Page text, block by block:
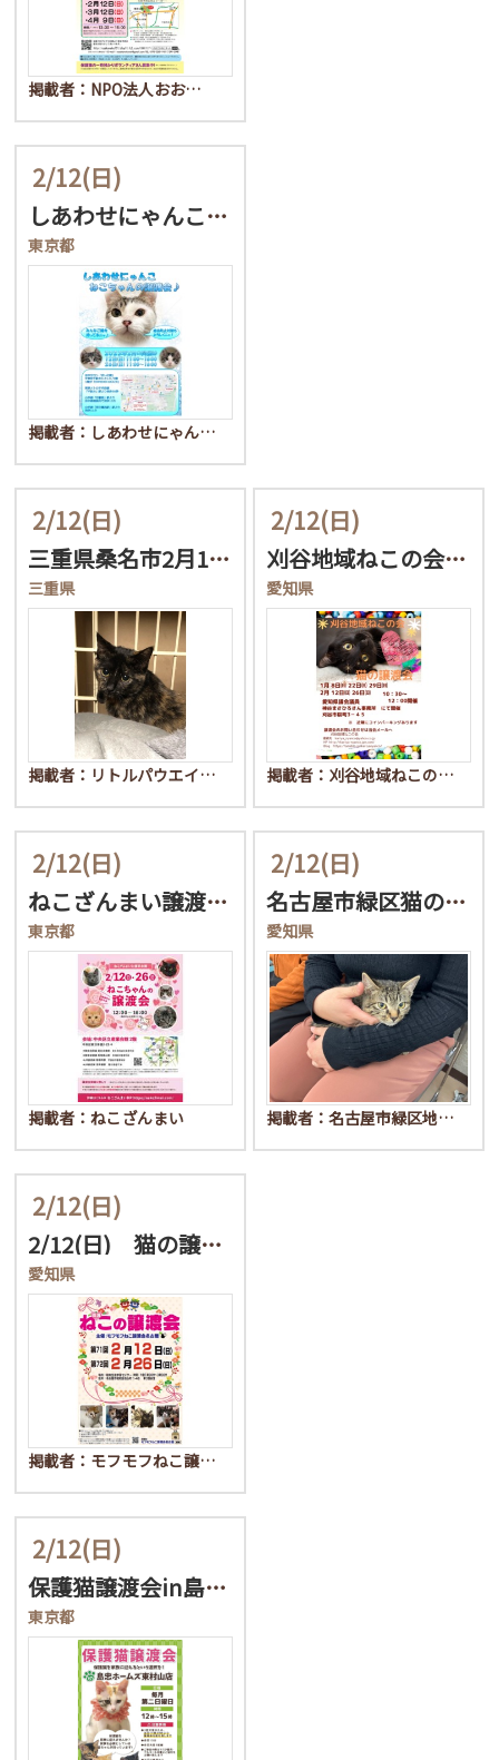
掲載者：NPO法人おお…
2/12(日)
しあわせにゃんこ猫ちゃん…
東京都
掲載者：しあわせにゃん…
2/12(日)
三重県桑名市2月12日(…
三重県
掲載者：リトルパウエイ…
2/12(日)
刈谷地域ねこの会 譲渡会
愛知県
掲載者：刈谷地域ねこの…
2/12(日)
ねこざんまい譲渡会@東日…
東京都
掲載者：ねこざんまい
2/12(日)
名古屋市緑区猫の譲渡会
愛知県
掲載者：名古屋市緑区地…
2/12(日)
2/12(日) 猫の譲渡…
愛知県
掲載者：モフモフねこ譲…
2/12(日)
保護猫譲渡会in島忠ホー…
東京都